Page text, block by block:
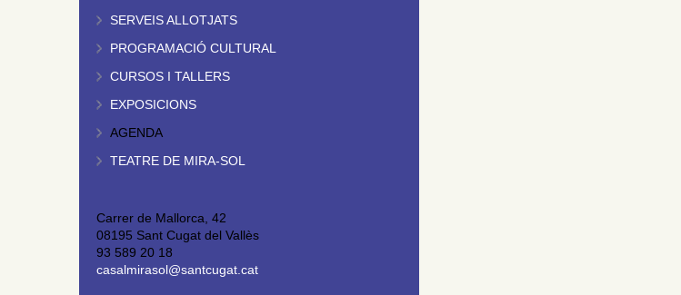
SERVEIS ALLOTJATS
PROGRAMACIÓ CULTURAL
CURSOS I TALLERS
EXPOSICIONS
AGENDA
TEATRE DE MIRA-SOL
Carrer de Mallorca, 42
08195 Sant Cugat del Vallès
93 589 20 18
casalmirasol@santcugat.cat